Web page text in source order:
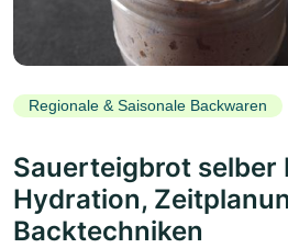
Regionale & Saisonale Backwaren
Sauerteigbrot selber
Hydration,
Backtechniken